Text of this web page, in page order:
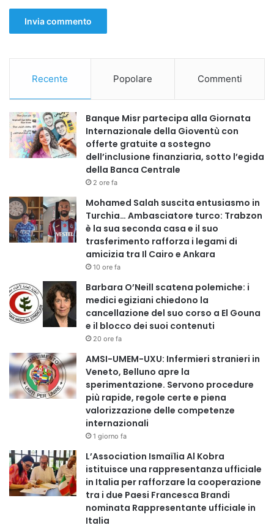
Recente Popolare Commenti
Banque Misr partecipa alla Giornata
Internazionale della Gioventù con
offerte gratuite a sostegno
dell’inclusione finanziaria, sotto l’egida
della Banca Centrale
2 ore fa
Mohamed Salah suscita entusiasmo in
Turchia… Ambasciatore turco: Trabzon
è la sua seconda casa e il suo
trasferimento rafforza i legami di
amicizia tra Il Cairo e Ankara
10 ore fa
Barbara O’Neill scatena polemiche: i
medici egiziani chiedono la
cancellazione del suo corso a El Gouna
e il blocco dei suoi contenuti
20 ore fa
AMSI-UMEM-UXU: Infermieri stranieri in
Veneto, Belluno apre la
sperimentazione. Servono procedure
più rapide, regole certe e piena
valorizzazione delle competenze
internazionali
1 giorno fa
L’Association Ismaïlia Al Kobra
istituisce una rappresentanza ufficiale
in Italia per rafforzare la cooperazione
tra i due Paesi Francesca Brandi
nominata Rappresentante ufficiale in
Italia